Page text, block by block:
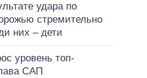
удара по
стремительно
них – дети
уровень топ-
САП